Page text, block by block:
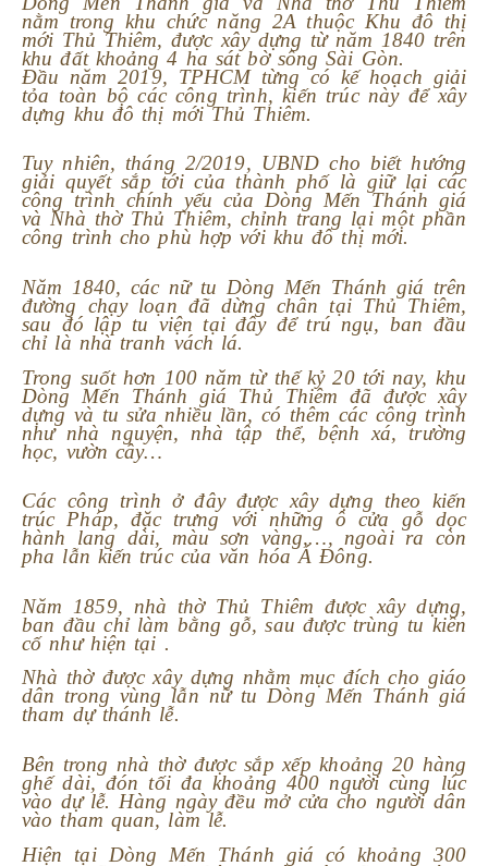
nằm trong khu chức năng 2A thuộc Khu đô thị
mới Thủ Thiêm, được xây dựng từ năm 1840 trên
khu đất khoảng 4 ha sát bờ sông Sài Gòn.
Đầu năm 2019, TPHCM từng có kế hoạch giải
tỏa toàn bộ các công trình, kiến trúc này để xây
dựng khu đô thị mới Thủ Thiêm.
Tuy nhiên, tháng 2/2019, UBND cho biết hướng
giải quyết sắp tới của thành phố là giữ lại các
công trình chính yếu của Dòng Mến Thánh giá
và Nhà thờ Thủ Thiêm, chỉnh trang lại một phần
công trình cho phù hợp với khu đô thị mới.
Năm 1840, các nữ tu Dòng Mến Thánh giá trên
đường chạy loạn đã dừng chân tại Thủ Thiêm,
sau đó lập tu viện tại đây để trú ngụ, ban đầu
chỉ là nhà tranh vách lá.
Trong suốt hơn 100 năm từ thế kỷ 20 tới nay, khu
Dòng Mến Thánh giá Thủ Thiêm đã được xây
dựng và tu sửa nhiều lần, có thêm các công trình
như nhà nguyện, nhà tập thể, bệnh xá, trường
học, vườn cây…
Các công trình ở đây được xây dựng theo kiến
trúc Pháp, đặc trưng với những ô cửa gỗ dọc
hành lang dài, màu sơn vàng,…, ngoài ra còn
pha lẫn kiến trúc của văn hóa Á Đông.
Năm 1859, nhà thờ Thủ Thiêm được xây dựng,
ban đầu chỉ làm bằng gỗ, sau được trùng tu kiên
cố như hiện tại .
Nhà thờ được xây dựng nhằm mục đích cho giáo
dân trong vùng lẫn nữ tu Dòng Mến Thánh giá
tham dự thánh lễ.
Bên trong nhà thờ được sắp xếp khoảng 20 hàng
ghế dài, đón tối đa khoảng 400 người cùng lúc
vào dự lễ. Hàng ngày đều mở cửa cho người dân
vào tham quan, làm lễ.
Hiện tại Dòng Mến Thánh giá có khoảng 300